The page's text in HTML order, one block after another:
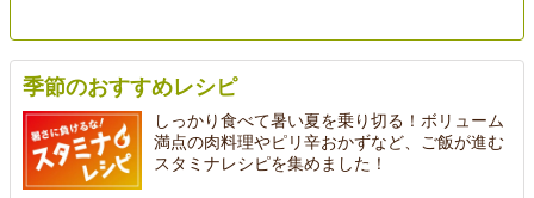
季節のおすすめレシピ
しっかり食べて暑い夏を乗り切る！ボリューム
満点の肉料理やピリ辛おかずなど、ご飯が進む
スタミナレシピを集めました！